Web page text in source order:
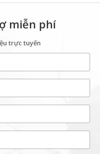
miễn phí
trực tuyến